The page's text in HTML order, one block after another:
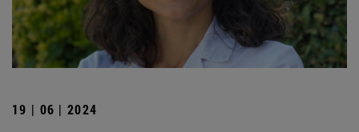
19 | 06 | 2024